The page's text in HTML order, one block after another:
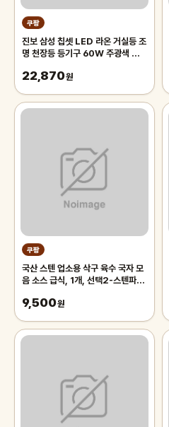
쿠팡
진보 삼성 칩셋 LED 라온 거실등 조
명 천장등 등기구 60W 주광색 플리
22,870원
쿠팡
국산 스텐 업소용 삭구 육수 국자 모
음 소스 급식, 1개, 선택2-스텐파란
9,500원